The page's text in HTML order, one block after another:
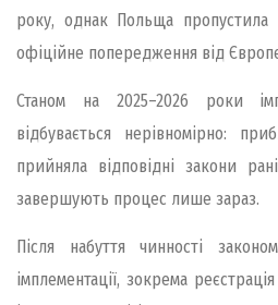
року, однак Польща
офіційне попередження від
Станом на 2025–2026 роки
відбувається нерівномірно:
прийняла відповідні закони
завершують процес лише зараз.
Після набуття чинності
імплементації, зокрема